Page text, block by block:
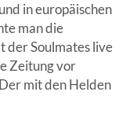
in europäischen
man die
der Soulmates live
Zeitung vor
mit den Helden